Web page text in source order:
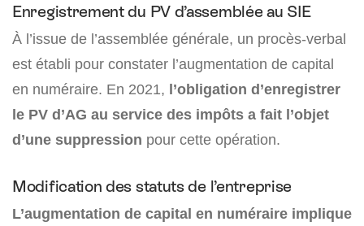
Enregistrement du PV d’assemblée au SIE
À l’issue de l’assemblée générale, un procès-verbal
est établi pour constater l’augmentation de capital
en numéraire. En 2021, l’obligation d’enregistrer
le PV d’AG au service des impôts a fait l’objet
d’une suppression pour cette opération.
Modification des statuts de l’entreprise
L’augmentation de capital en numéraire implique